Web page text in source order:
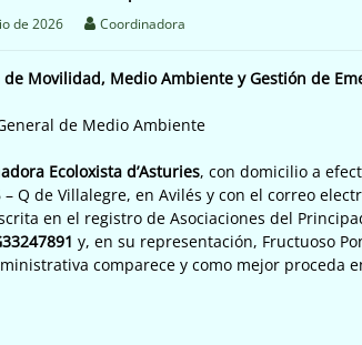
de 2026 Coordinadora
de Movilidad, Medio Ambiente y Gestión de
de Medio Ambiente
Ecoloxista d’Asturies, con domicilio a
– Q de Villalegre, en Avilés y con el correo
en el registro de Asociaciones del
y, en su representación, Fructuoso
comparece y como mejor proceda